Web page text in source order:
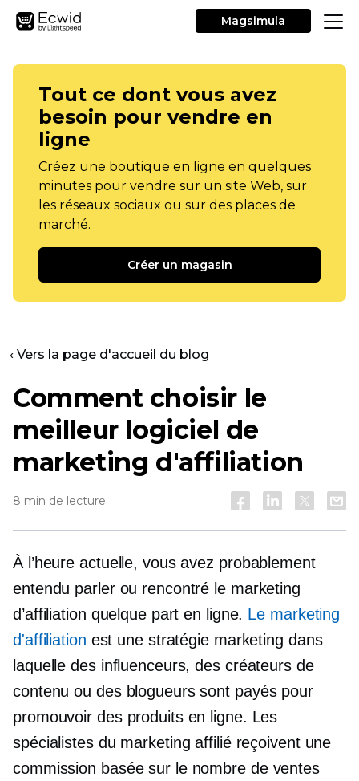
Magsimula
Tout ce dont vous avez
besoin pour vendre en
ligne
Créez une boutique en ligne en quelques
minutes pour vendre sur un site Web, sur
les réseaux sociaux ou sur des places de
marché.
Créer un magasin
‹ Vers la page d'accueil du blog
Comment choisir le
meilleur logiciel de
marketing d'affiliation
8 min de lecture
À l’heure actuelle, vous avez probablement
entendu parler ou rencontré le marketing
d’affiliation quelque part en ligne. Le marketing
d'affiliation est une stratégie marketing dans
laquelle des influenceurs, des créateurs de
contenu ou des blogueurs sont payés pour
promouvoir des produits en ligne. Les
spécialistes du marketing affilié reçoivent une
commission basée sur le nombre de ventes